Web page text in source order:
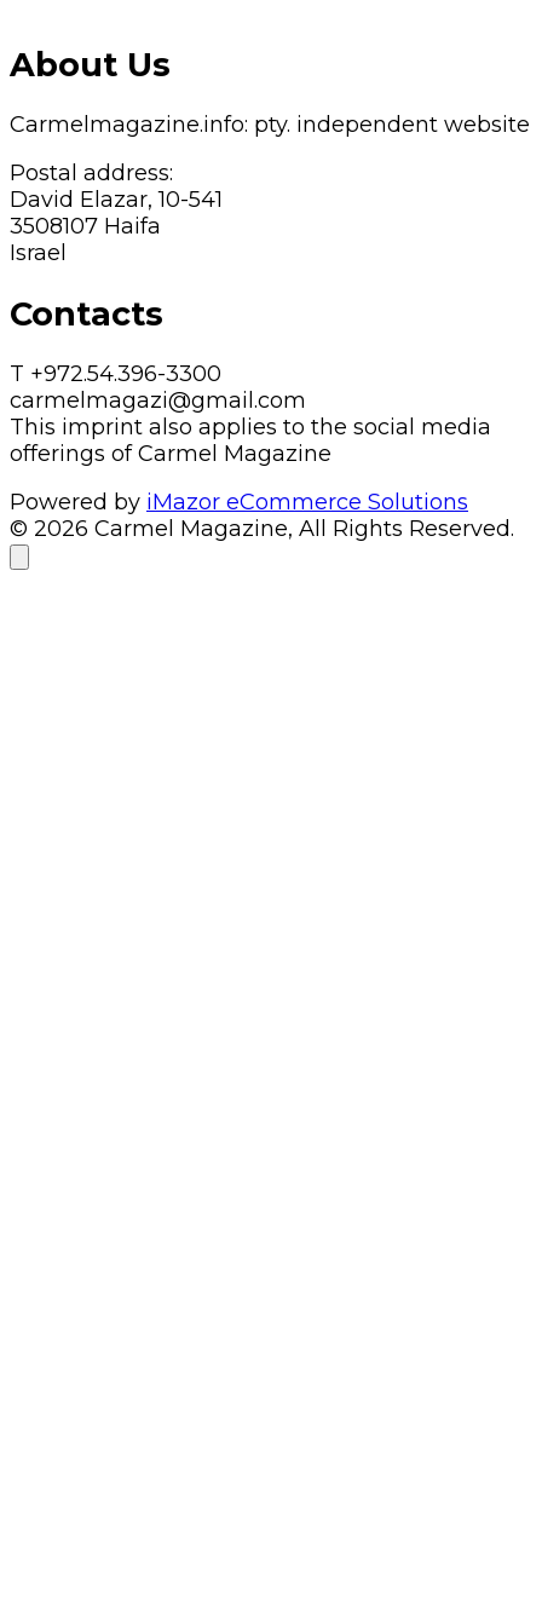
About Us
Carmelmagazine.info: pty. independent website
Postal address:
David Elazar, 10-541
3508107 Haifa
Israel
Contacts
T +972.54.396-3300
carmelmagazi@gmail.com
This imprint also applies to the social media
offerings of Carmel Magazine
Powered by iMazor eCommerce Solutions
© 2026 Carmel Magazine, All Rights Reserved.